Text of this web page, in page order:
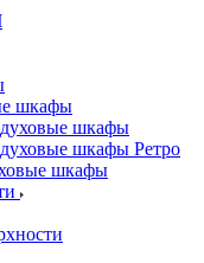
шкафы
шкафы
шкафы Ретро
шкафы